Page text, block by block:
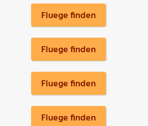
Fluege finden
Fluege finden
Fluege finden
Fluege finden